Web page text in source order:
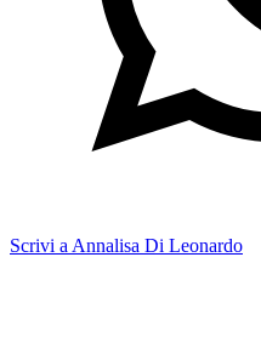
Scrivi a Annalisa Di Leonardo